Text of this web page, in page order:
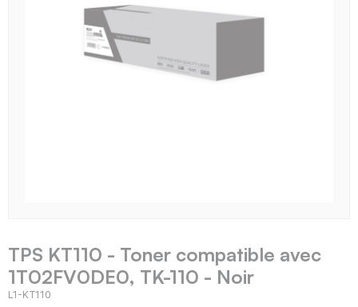
TPS KT110 - Toner compatible avec
1T02FV0DE0, TK-110 - Noir
L1-KT110